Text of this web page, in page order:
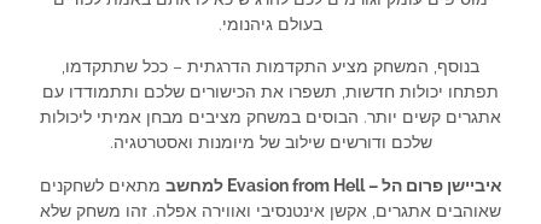
בעולם גיהנומי.
בנוסף, המשחק מציע התקדמות הדרגתית – ככל שתתקדמו,
תפתחו יכולות חדשות, תשפרו את הכישורים שלכם ותתמודדו עם
אתגרים קשים יותר. הבוסים במשחק מציבים מבחן אמיתי ליכולות
שלכם ודורשים שילוב של מיומנות ואסטרטגיה.
איביישן פרום הל – Evasion from Hell למחשב
מתאים לשחקנים
שאוהבים אתגרים, אקשן אינטנסיבי ואווירה אפלה. זהו משחק שלא